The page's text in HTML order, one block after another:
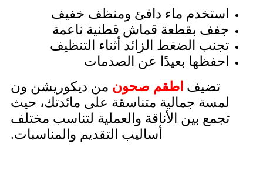
استخدم ماء دافئ ومنظف خفيف
جفف بقطعة قماش قطنية ناعمة
تجنب الضغط الزائد أثناء التنظيف
احفظها بعيدًا عن الصدمات
تضيف اطقم صحون من ديكوريشن ون
لمسة جمالية متناسقة على مائدتك، حيث
تجمع بين الأناقة والعملية لتناسب مختلف
أساليب التقديم والمناسبات.